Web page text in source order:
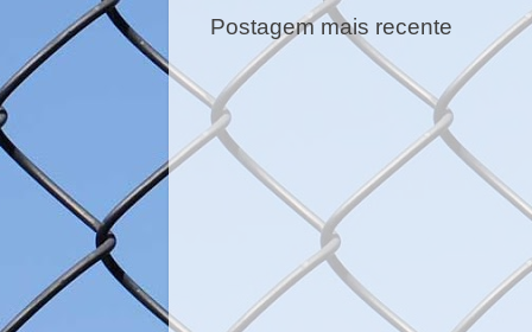
Postagem mais recente